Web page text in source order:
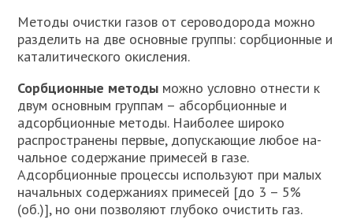
Методы очистки газов от сероводорода можно
разделить на две основные группы: сорбционные и
каталитического окис­ления.
Сорбционные методы можно условно отнести к
двум основным группам – абсорбционные и
адсорбционные методы. Наиболее широко
распространены первые, допускающие любое на­
чальное содержание примесей в газе.
Адсорбционные процес­сы используют при малых
начальных содержаниях примесей [до 3 – 5%
(об.)], но они позволяют глубоко очистить газ.